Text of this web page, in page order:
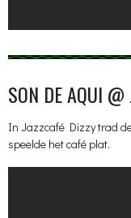
SON DE AQUI @
In Jazzcafé Dizzy trad
speelde het café plat.